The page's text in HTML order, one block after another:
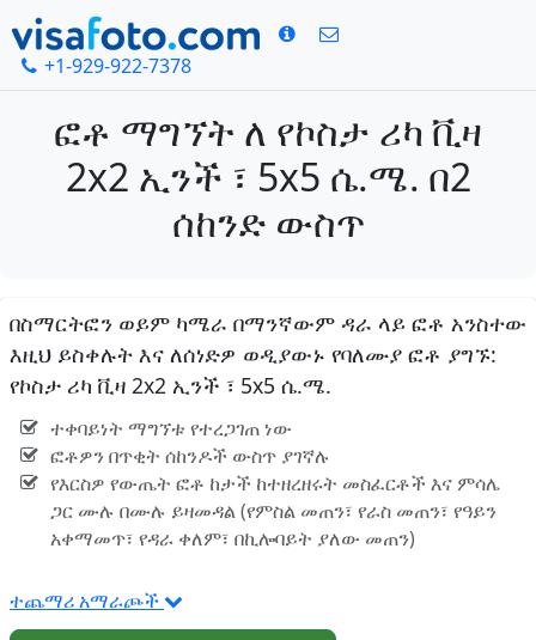
+1-929-922-7378
ፎቶ ማግኘት ለ የኮስታ ሪካ ቪዛ
2x2 ኢንች ፣ 5x5 ሴ.ሜ. በ2
ሰከንድ ውስጥ
በስማርትፎን ወይም ካሜራ በማንኛውም ዳራ ላይ ፎቶ አንስተው
እዚህ ይስቀሉት እና ለሰነድዎ ወዲያውኑ የባለሙያ ፎቶ ያግኙ:
የኮስታ ሪካ ቪዛ 2x2 ኢንች ፣ 5x5 ሴ.ሜ.
ተቀባይነት ማግኘቱ የተረጋገጠ ነው
ፎቶዎን በጥቂት ሰከንዶች ውስጥ ያገኛሉ
የእርስዎ የውጤት ፎቶ ከታች ከተዘረዘሩት መስፈርቶች እና ምሳሌ
ጋር ሙሉ በሙሉ ይዛመዳል (የምስል መጠን፣ የራስ መጠን፣ የዓይን
አቀማመጥ፣ የዳራ ቀለም፣ በኪሎባይት ያለው መጠን)
ተጨማሪ አማራጮች